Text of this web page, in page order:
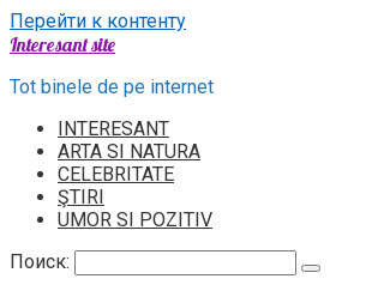
Перейти к контенту
Interesant site
Tot binele de pe internet
INTERESANT
ARTA SI NATURA
CELEBRITATE
ŞTIRI
UMOR SI POZITIV
Поиск: